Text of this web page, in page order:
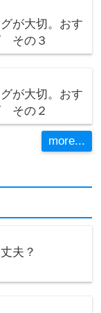
が大切。おす
その３
が大切。おす
その２
more...
夫？